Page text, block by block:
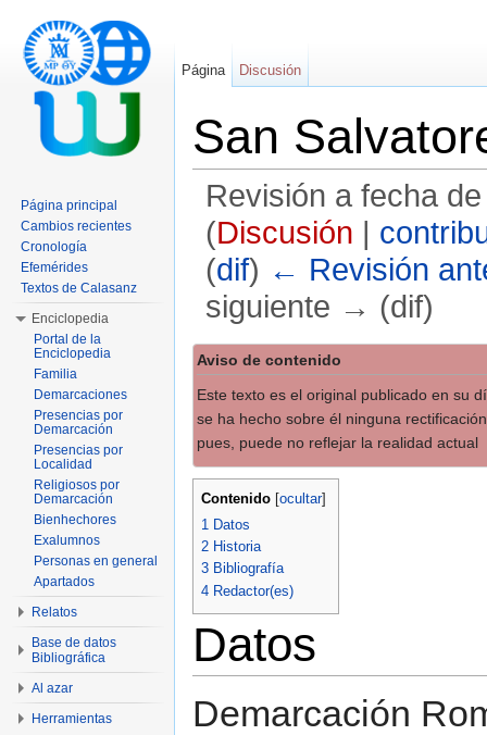
San
Revisión a fecha
(Discusión |
(dif) ← Revisión
siguiente → (dif)
Aviso de contenido
Este texto es el original publicado en su
se ha hecho sobre él ninguna
pues, puede no reflejar la realidad actual
Contenido [ocultar]
1 Datos
2 Historia
3 Bibliografía
4 Redactor(es)
Datos
Demarcación
Página Discusión
Página principal
Cambios recientes
Cronología
Efemérides
Textos de Calasanz
Enciclopedia
Portal de la
Enciclopedia
Familia
Demarcaciones
Presencias por
Demarcación
Presencias por
Localidad
Religiosos por
Demarcación
Bienhechores
Exalumnos
Personas en general
Apartados
Relatos
Base de datos
Bibliográfica
Al azar
Herramientas